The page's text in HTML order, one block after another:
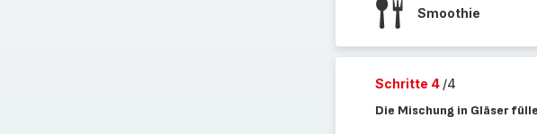
Smoothie
Schritte 4 /4
Die Mischung in Gläser